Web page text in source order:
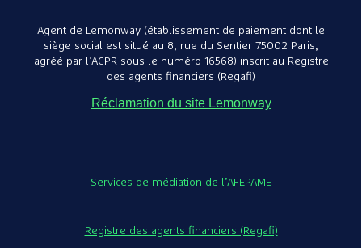
Agent de Lemonway (établissement de paiement dont le
siège social est situé au 8, rue du Sentier 75002 Paris,
agréé par l’ACPR sous le numéro 16568) inscrit au Registre
des agents financiers (Regafi)
Réclamation du site Lemonway
Services de médiation de l’AFEPAME
Registre des agents financiers (Regafi)